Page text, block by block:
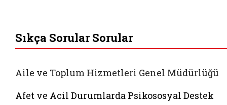
Sıkça Sorular Sorular
Aile ve Toplum Hizmetleri Genel Müdürlüğü
Afet ve Acil Durumlarda Psikososyal Destek